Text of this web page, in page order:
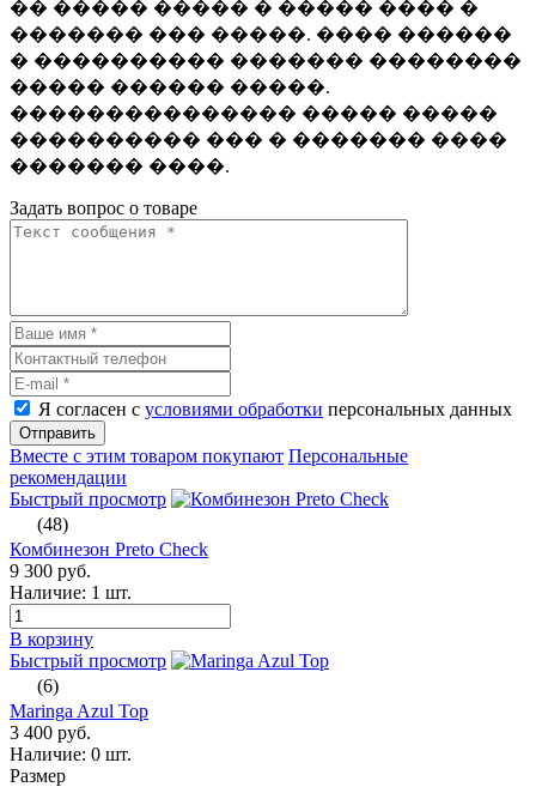
�� ����� ����� � ����� ���� �
������� ��� �����. ���� ������
� ���������� ������� ��������
����� ������ �����.
��������������� ����� �����
���������� ��� � ������� ����
������� ����.
Задать вопрос о товаре
Я согласен с условиями обработки персональных данных
Отправить
Вместе с этим товаром покупают Персональные
рекомендации
Быстрый просмотр
(48)
Комбинезон Preto Check
9 300 руб.
Наличие: 1 шт.
В корзину
Быстрый просмотр
(6)
Maringa Azul Top
3 400 руб.
Наличие: 0 шт.
Размер